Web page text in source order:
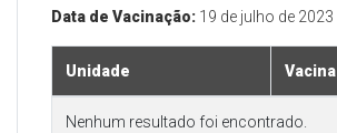
Data de Vacinação: 19 de julho de 2023
Unidade Vacina
Nenhum resultado foi encontrado.